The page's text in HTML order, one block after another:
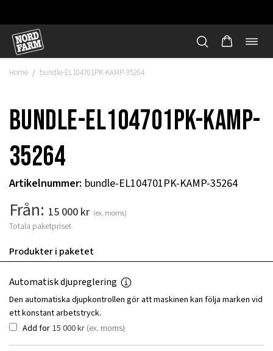
Hoppa
innehåll
Home / bundle-EL104701PK-KAMP-35264
bundle-EL104701PK-KAMP-
35264
Artikelnummer: bundle-EL104701PK-KAMP-35264
Från: 15 000 kr (ex. moms)
Totala paketpriset
Produkter i paketet
Automatisk djupreglering
Den automatiska djupkontrollen gör att maskinen kan följa marken vid
ett konstant arbetstryck.
Add for 15 000kr (ex. moms)